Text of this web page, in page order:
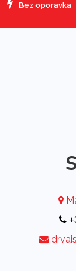
Bez oporavka